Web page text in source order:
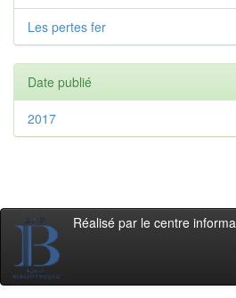
Les pertes fer
Date publié
2017
Réalisé par le centre